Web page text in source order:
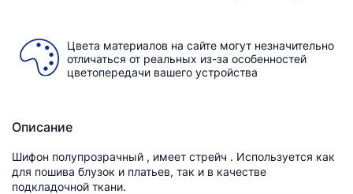
Цвета материалов на сайте могут незначительно
отличаться от реальных из-за особенностей
цветопередачи вашего устройства
Описание
Шифон полупрозрачный , имеет стрейч . Используется как
для пошива блузок и платьев, так и в качестве
подкладочной ткани.